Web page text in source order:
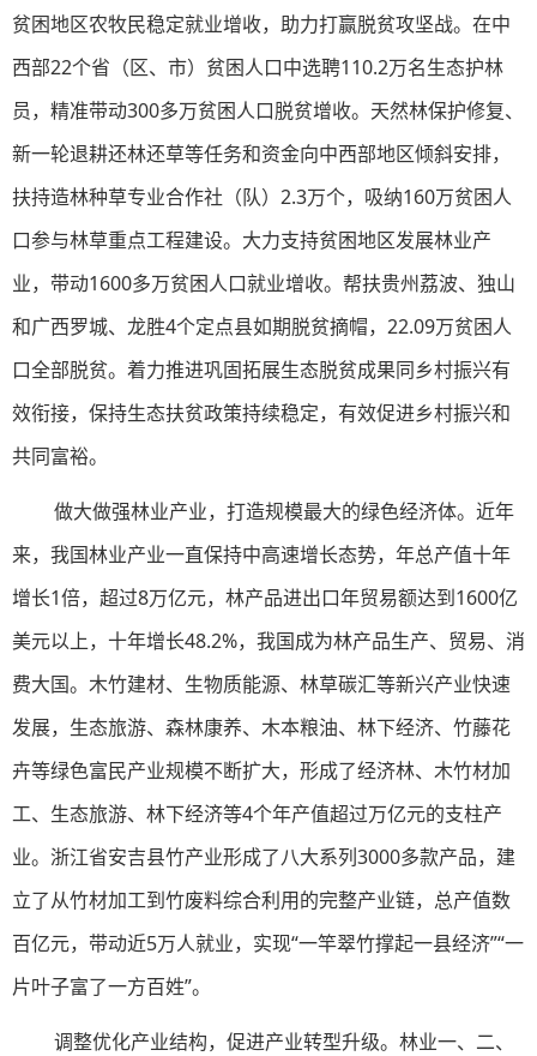
贫困地区农牧民稳定就业增收，助力打赢脱贫攻坚战。在中
西部22个省（区、市）贫困人口中选聘110.2万名生态护林
员，精准带动300多万贫困人口脱贫增收。天然林保护修复、
新一轮退耕还林还草等任务和资金向中西部地区倾斜安排，
扶持造林种草专业合作社（队）2.3万个，吸纳160万贫困人
口参与林草重点工程建设。大力支持贫困地区发展林业产
业，带动1600多万贫困人口就业增收。帮扶贵州荔波、独山
和广西罗城、龙胜4个定点县如期脱贫摘帽，22.09万贫困人
口全部脱贫。着力推进巩固拓展生态脱贫成果同乡村振兴有
效衔接，保持生态扶贫政策持续稳定，有效促进乡村振兴和
共同富裕。
做大做强林业产业，打造规模最大的绿色经济体。近年
来，我国林业产业一直保持中高速增长态势，年总产值十年
增长1倍，超过8万亿元，林产品进出口年贸易额达到1600亿
美元以上，十年增长48.2%，我国成为林产品生产、贸易、消
费大国。木竹建材、生物质能源、林草碳汇等新兴产业快速
发展，生态旅游、森林康养、木本粮油、林下经济、竹藤花
卉等绿色富民产业规模不断扩大，形成了经济林、木竹材加
工、生态旅游、林下经济等4个年产值超过万亿元的支柱产
业。浙江省安吉县竹产业形成了八大系列3000多款产品，建
立了从竹材加工到竹废料综合利用的完整产业链，总产值数
百亿元，带动近5万人就业，实现“一竿翠竹撑起一县经济”“一
片叶子富了一方百姓”。
调整优化产业结构，促进产业转型升级。林业一、二、